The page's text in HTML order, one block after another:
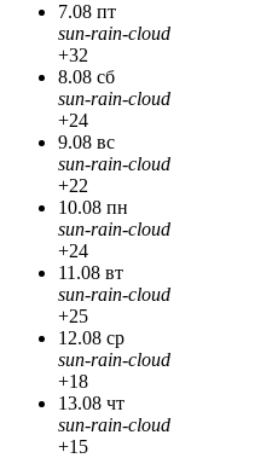
7.08 пт
sun-rain-cloud
+32
8.08 сб
sun-rain-cloud
+24
9.08 вс
sun-rain-cloud
+22
10.08 пн
sun-rain-cloud
+24
11.08 вт
sun-rain-cloud
+25
12.08 ср
sun-rain-cloud
+18
13.08 чт
sun-rain-cloud
+15